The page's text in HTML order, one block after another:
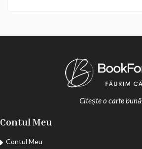
Citește o carte bună
Contul Meu
Contul Meu